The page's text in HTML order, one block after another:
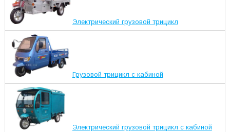
Электрический грузовой трицикл
Грузовой трицикл с кабиной
Электрический грузовой трицикл с кабиной